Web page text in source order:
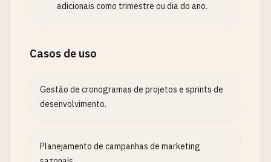
adicionais como trimestre ou dia do ano.
Casos de uso
Gestão de cronogramas de projetos e sprints de
desenvolvimento.
Planejamento de campanhas de marketing